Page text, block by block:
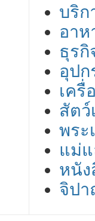
บริก
อาห
ธุรกิ
อุป
เครื่
สัตว์
พระ
แม่แ
หนัง
จิปา